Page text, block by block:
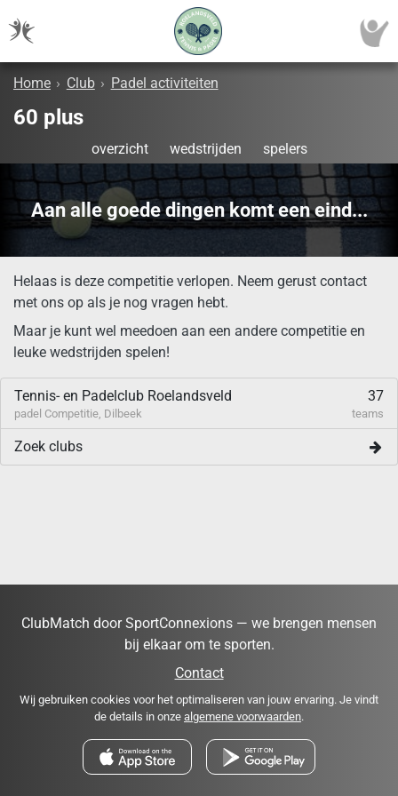
Home › Club › Padel activiteiten
60 plus
overzicht wedstrijden spelers
Aan alle goede dingen komt een eind...
Helaas is deze competitie verlopen. Neem gerust contact
met ons op als je nog vragen hebt.
Maar je kunt wel meedoen aan een andere competitie en
leuke wedstrijden spelen!
Tennis- en Padelclub Roelandsveld
padel Competitie, Dilbeek
37
teams
Zoek clubs
ClubMatch door SportConnexions — we brengen mensen
bij elkaar om te sporten.
Contact
Wij gebruiken cookies voor het optimaliseren van jouw ervaring. Je vindt
de details in onze algemene voorwaarden.